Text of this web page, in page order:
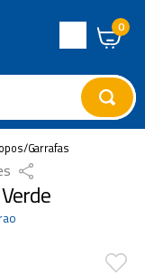
de
Atendimento
0
Garrafas